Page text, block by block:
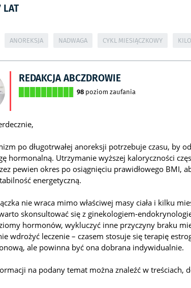
LAT
ANOREKSJA NADWAGA CYKL MIESIĄCZKOWY
REDAKCJA ABCZDROWIE
98 poziom zaufania
po długotrwałej anoreksji potrzebuje czasu, by
hormonalną. Utrzymanie wyższej kaloryczności
pewien okres po osiągnięciu prawidłowego BMI,
energetyczną.
nie wraca mimo właściwej masy ciała i kilku
skonsultować się z ginekologiem-
hormonów, wykluczyć inne przyczyny braku
wdrożyć leczenie – czasem stosuje się terapię
ale powinna być ona dobrana indywidualnie.
na podany temat można znaleźć w treściach,